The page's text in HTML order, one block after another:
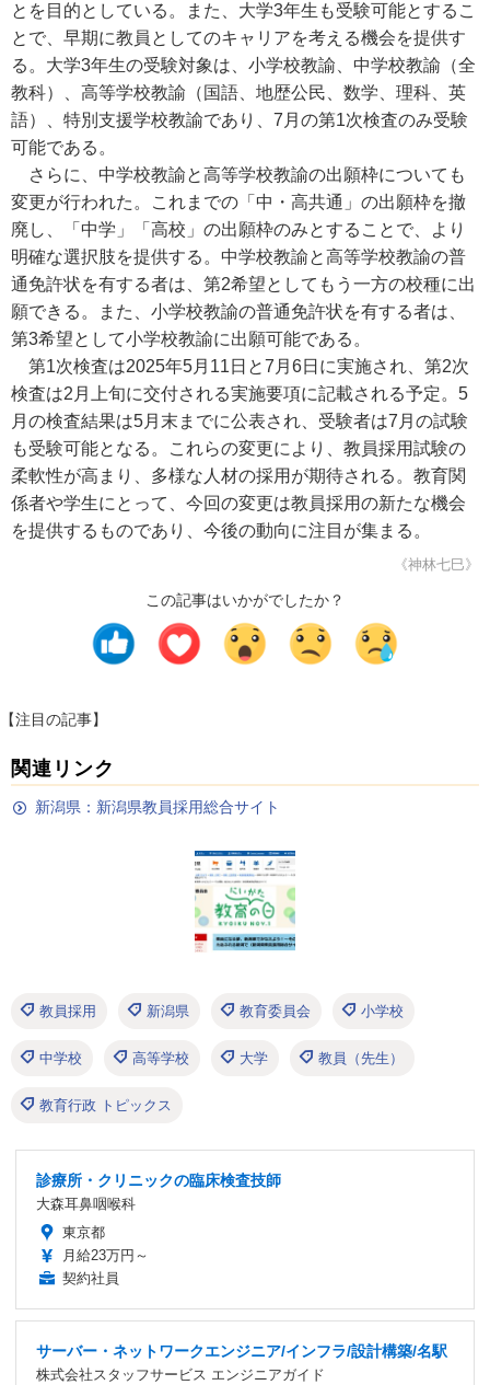
とを目的としている。また、大学3年生も受験可能とするこ
とで、早期に教員としてのキャリアを考える機会を提供す
る。大学3年生の受験対象は、小学校教諭、中学校教諭（全
教科）、高等学校教諭（国語、地歴公民、数学、理科、英
語）、特別支援学校教諭であり、7月の第1次検査のみ受験
可能である。
さらに、中学校教諭と高等学校教諭の出願枠についても
変更が行われた。これまでの「中・高共通」の出願枠を撤
廃し、「中学」「高校」の出願枠のみとすることで、より
明確な選択肢を提供する。中学校教諭と高等学校教諭の普
通免許状を有する者は、第2希望としてもう一方の校種に出
願できる。また、小学校教諭の普通免許状を有する者は、
第3希望として小学校教諭に出願可能である。
第1次検査は2025年5月11日と7月6日に実施され、第2次
検査は2月上旬に交付される実施要項に記載される予定。5
月の検査結果は5月末までに公表され、受験者は7月の試験
も受験可能となる。これらの変更により、教員採用試験の
柔軟性が高まり、多様な人材の採用が期待される。教育関
係者や学生にとって、今回の変更は教員採用の新たな機会
を提供するものであり、今後の動向に注目が集まる。
《神林七巳》
この記事はいかがでしたか？
【注目の記事】
関連リンク
新潟県：新潟県教員採用総合サイト
教員採用 新潟県 教育委員会 小学校
中学校 高等学校 大学 教員（先生）
教育行政 トピックス
診療所・クリニックの臨床検査技師
大森耳鼻咽喉科
東京都
月給23万円～
契約社員
サーバー・ネットワークエンジニア/インフラ/設計構築/名駅
株式会社スタッフサービス エンジニアガイド